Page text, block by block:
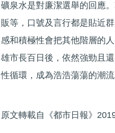
礦泉水是對廉潔選舉的回應
販等，口號及言行都是貼近
感和積極性會把其他階層的
雄市長百日後，依然強勁且
性循環，成為浩浩蕩蕩的潮流
原文轉載自《都市日報》